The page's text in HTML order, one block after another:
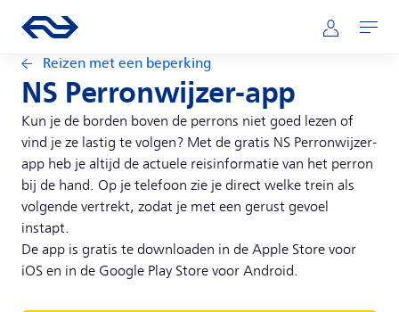
Hoofdnavigatie
Ga naar de homepage van ns.nl Mijn NS
Openen
Reizen met een beperking
NS Perronwijzer-app
Kun je de borden boven de perrons niet goed lezen of
vind je ze lastig te volgen? Met de gratis NS Perronwijzer-
app heb je altijd de actuele reisinformatie van het perron
bij de hand. Op je telefoon zie je direct welke trein als
volgende vertrekt, zodat je met een gerust gevoel
instapt.
De app is gratis te downloaden in de Apple Store voor
iOS en in de Google Play Store voor Android.